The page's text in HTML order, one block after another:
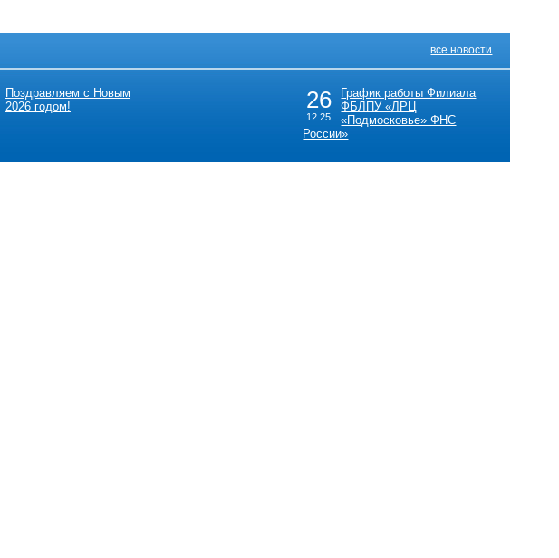
все новости
Поздравляем с Новым
2026 годом!
26
12.25
График работы Филиала
ФБЛПУ «ЛРЦ
«Подмосковье» ФНС
России»